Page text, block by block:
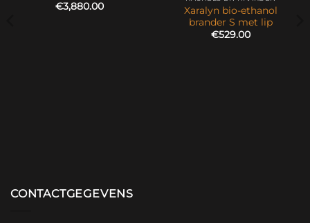
€3,880.00
Xaralyn bio-ethanol
brander S met lip
€529.00
CONTACTGEGEVENS